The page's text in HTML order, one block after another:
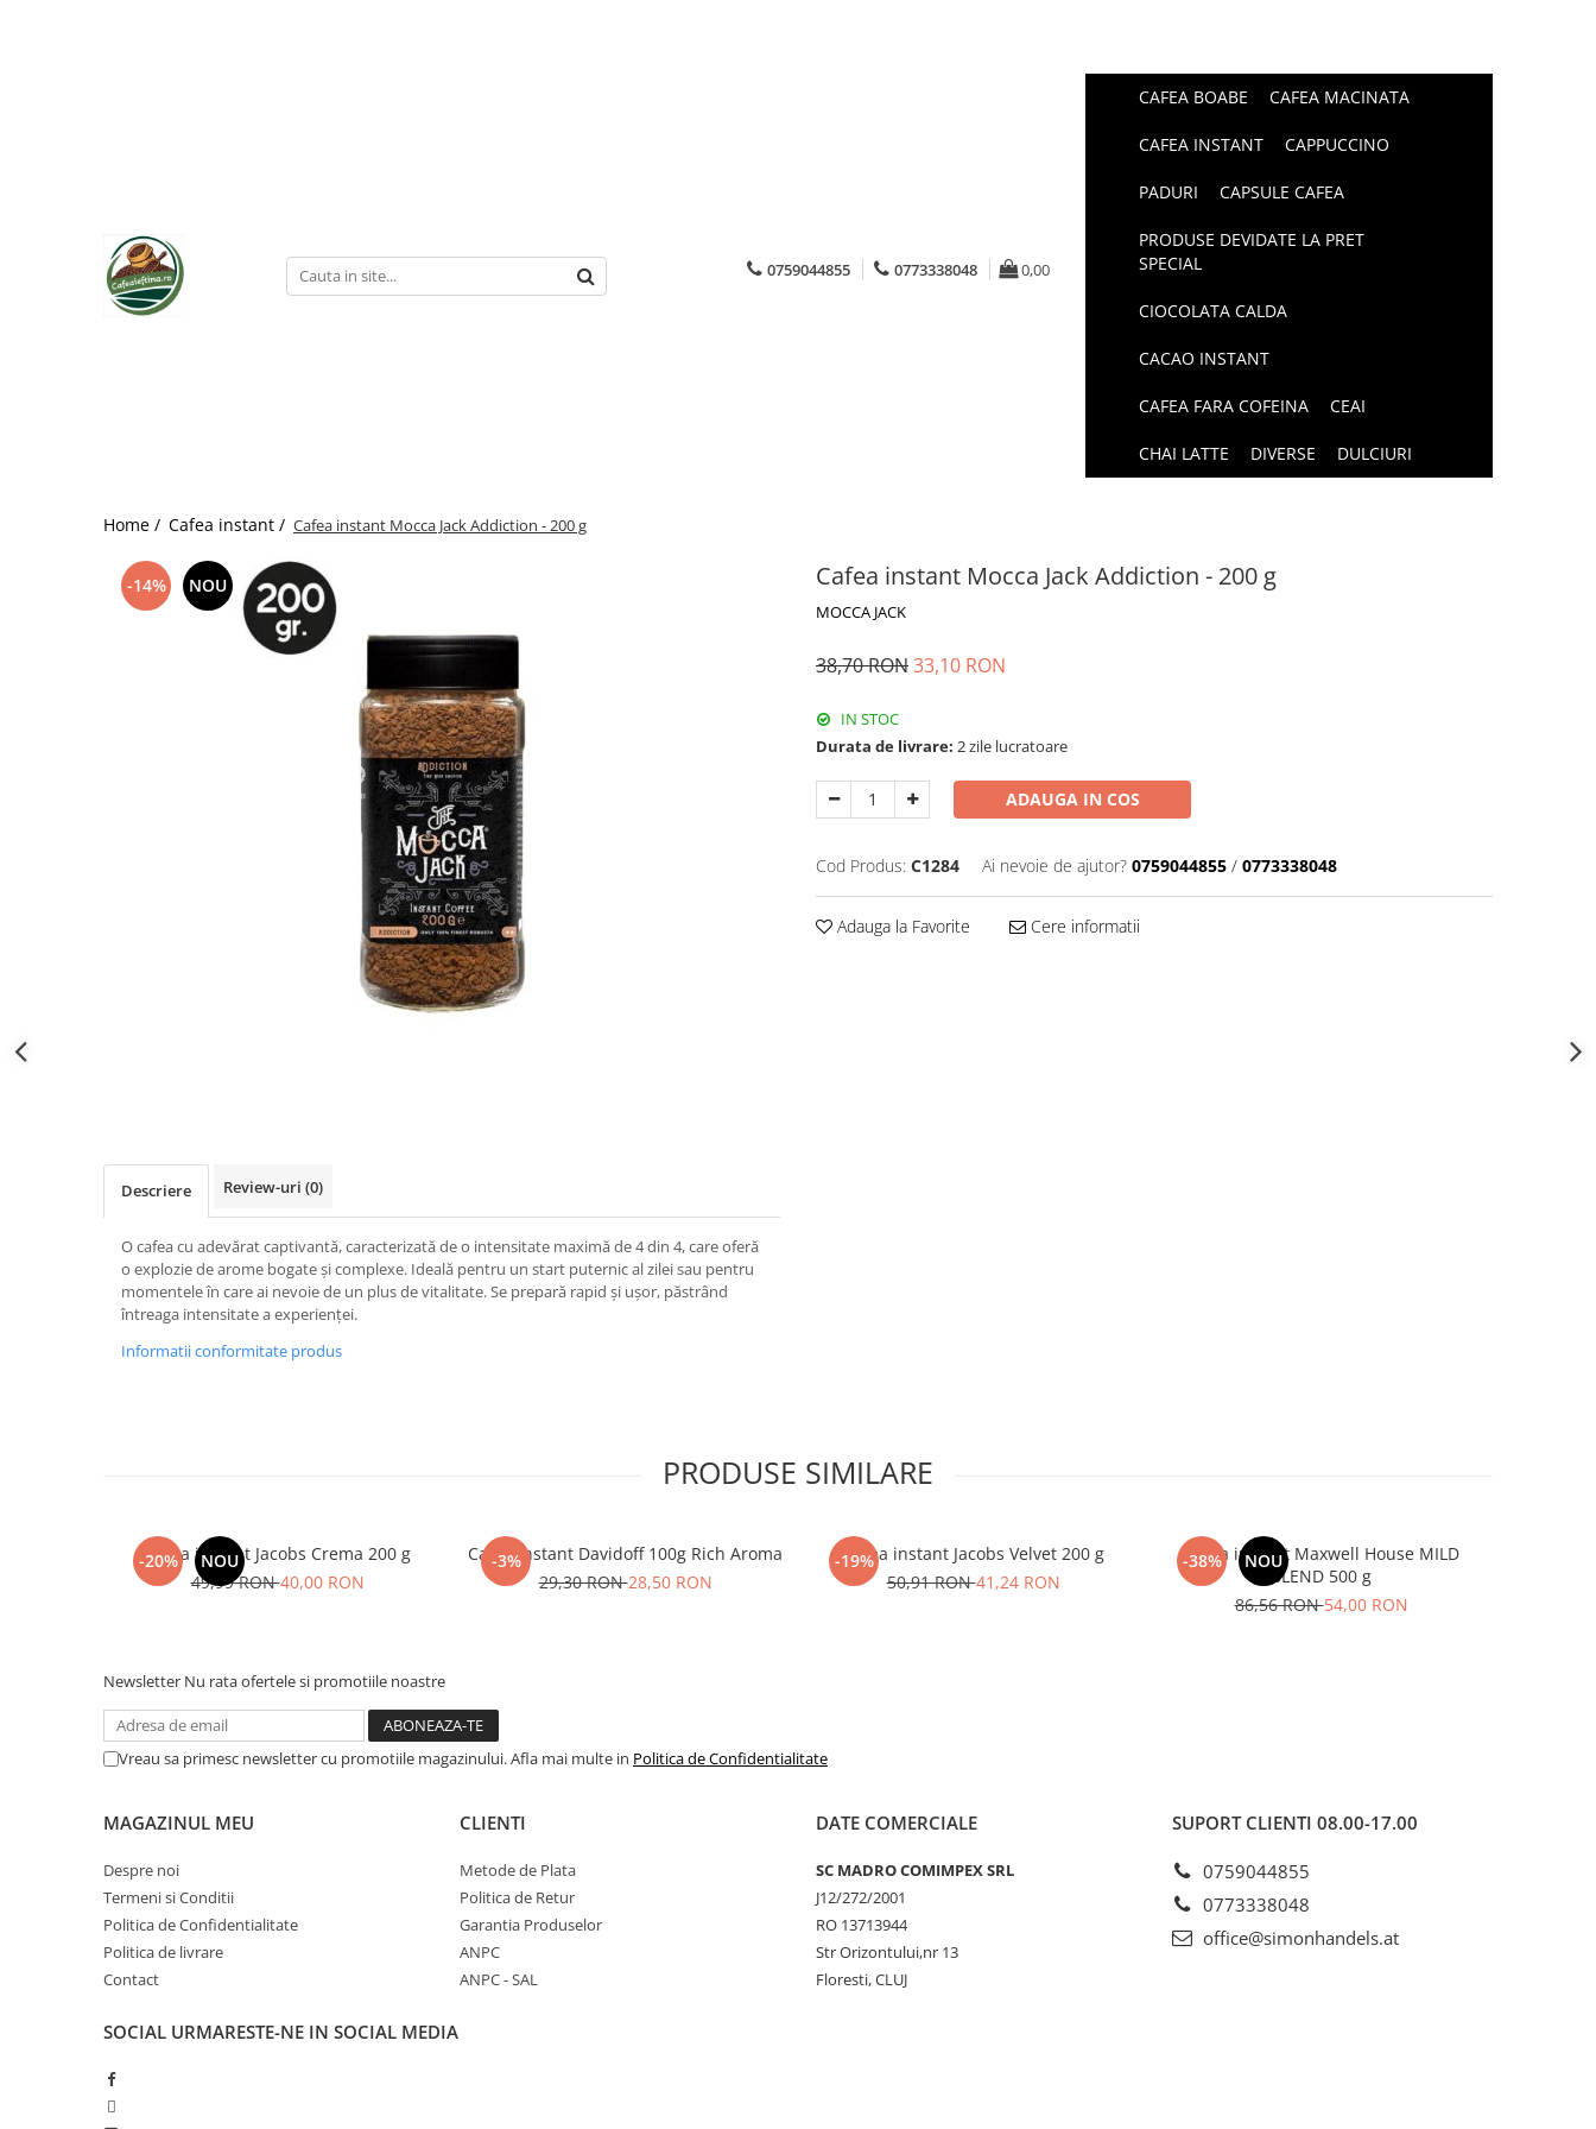
0759044855 0773338048 0,00
CAFEA BOABE CAFEA MACINATA
CAFEA INSTANT CAPPUCCINO
PADURI CAPSULE CAFEA
PRODUSE DEVIDATE LA PRET
SPECIAL
CIOCOLATA CALDA
CACAO INSTANT
CAFEA FARA COFEINA CEAI
CHAI LATTE DIVERSE DULCIURI
Home / Cafea instant / Cafea instant Mocca Jack Addiction - 200 g
-14% NOU Cafea instant Mocca Jack Addiction - 200 g
MOCCA JACK
38,70 RON33,10 RON
IN STOC
Durata de livrare: 2 zile lucratoare
ADAUGA IN COS
Cod Produs: C1284 Ai nevoie de ajutor? 0759044855 / 0773338048
Adauga la Favorite Cere informatii
Descriere Review-uri (0)
O cafea cu adevărat captivantă, caracterizată de o intensitate maximă de 4 din 4, care oferă
o explozie de arome bogate și complexe. Ideală pentru un start puternic al zilei sau pentru
momentele în care ai nevoie de un plus de vitalitate. Se prepară rapid și ușor, păstrând
întreaga intensitate a experienței.
Informatii conformitate produs
PRODUSE SIMILARE
-20% NOU
Cafea instant Jacobs Crema 200 g
49,99 RON40,00 RON
-3%
Cafea instant Davidoff 100g Rich Aroma
29,30 RON28,50 RON
-19%
Cafea instant Jacobs Velvet 200 g
50,91 RON41,24 RON
-38% NOU
Cafea instant Maxwell House MILD
BLEND 500 g
86,56 RON54,00 RON
Newsletter Nu rata ofertele si promotiile noastre
Vreau sa primesc newsletter cu promotiile magazinului. Afla mai multe in Politica de Confidentialitate
MAGAZINUL MEU
Despre noi
Termeni si Conditii
Politica de Confidentialitate
Politica de livrare
Contact
CLIENTI
Metode de Plata
Politica de Retur
Garantia Produselor
ANPC
ANPC - SAL
DATE COMERCIALE
SC MADRO COMIMPEX SRL
J12/272/2001
RO 13713944
Str Orizontului,nr 13
Floresti, CLUJ
SUPORT CLIENTI 08.00-17.00
0759044855
0773338048
office@simonhandels.at
SOCIAL URMARESTE-NE IN SOCIAL MEDIA